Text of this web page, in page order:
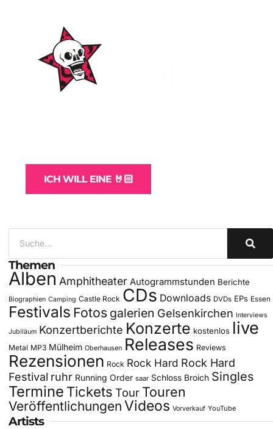
ICH WILL EINE 🤘🏻
Themen
Alben Amphitheater Autogrammstunden Berichte
Biographien Camping Castle Rock CDs Downloads DVDs EPs Essen
Festivals Fotos galerien Gelsenkirchen Interviews
Jubiläum Konzertberichte Konzerte kostenlos live
Metal MP3 Mülheim Oberhausen Releases Reviews
Rezensionen Rock Rock Hard Rock Hard
Festival ruhr Running Order saar Schloss Broich Singles
Termine Tickets Tour Touren
Veröffentlichungen Videos Vorverkauf YouTube
Artists